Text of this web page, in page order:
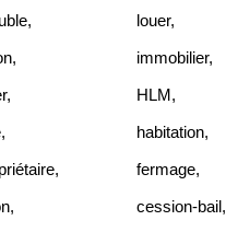
, louer,
, immobilier,
, HLM,
, habitation,
, fermage,
, cession-bail,